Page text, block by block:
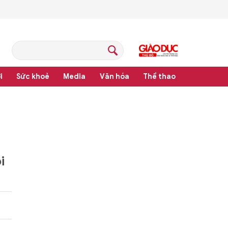
Sức khoẻ Media Văn hóa Thể thao